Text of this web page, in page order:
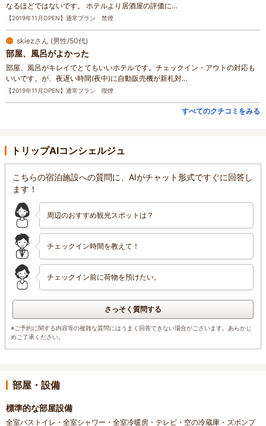
なるほどではないです。 ホテルより居酒屋の評価に…
【2019年11月OPEN】通常プラン 禁煙
skiezさん (男性/50代)
部屋、風呂がよかった
部屋、風呂がキレイでとてもいいホテルです。チェックイン・アウトの対応も
いいです。が、夜遅い時間(夜中)に自動販売機が新札対…
【2019年11月OPEN】通常プラン 喫煙
すべてのクチコミをみる
トリップAIコンシェルジュ
こちらの宿泊施設への質問に、AIがチャット形式ですぐに回答し
ます！
周辺のおすすめ観光スポットは？
チェックイン時間を教えて！
チェックイン前に荷物を預けたい。
さっそく質問する
※ご予約に関する内容等の複雑な質問にはうまく回答できない場合がございます。あらかじ
めご了承ください。
部屋・設備
標準的な部屋設備
全室バストイレ・全室シャワー・全室冷暖房・テレビ・空の冷蔵庫・ズボンプ